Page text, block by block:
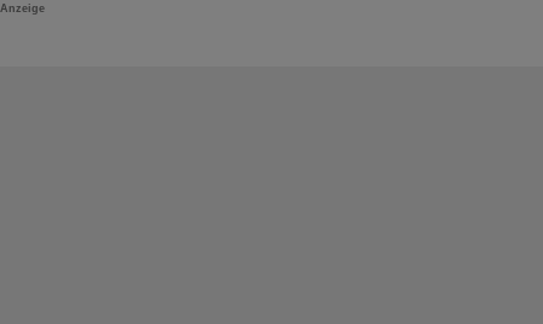
Anzeige